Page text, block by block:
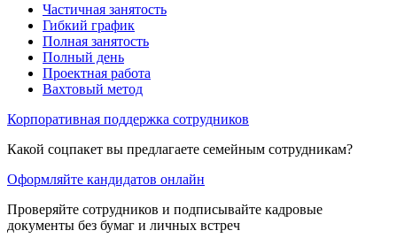
Частичная занятость
Гибкий график
Полная занятость
Полный день
Проектная работа
Вахтовый метод
Корпоративная поддержка сотрудников
Какой соцпакет вы предлагаете семейным сотрудникам?
Оформляйте кандидатов онлайн
Проверяйте сотрудников и подписывайте кадровые
документы без бумаг и личных встреч